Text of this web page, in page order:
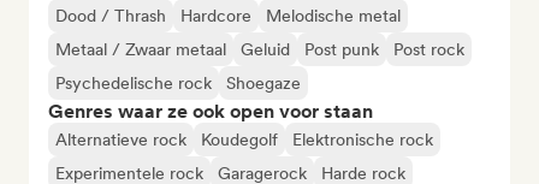
Dood / Thrash Hardcore
Melodische metal
Metaal / Zwaar metaal
Geluid Post punk
Post rock
Psychedelische rock
Shoegaze
Genres waar ze ook open voor staan
Alternatieve rock Koudegolf
Elektronische rock
Experimentele rock
Garagerock
Harde rock